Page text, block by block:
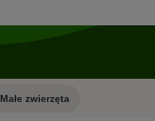
Małe zwierzęta